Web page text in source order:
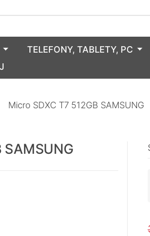
TELEFONY, TABLETY, PC
Micro SDXC T7 512GB SAMSUNG
SAMSUNG